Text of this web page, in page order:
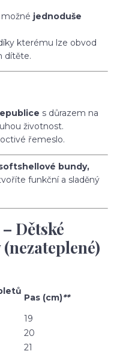
jednoduše
kterému lze obvod
dítěte.
s důrazem na
životnost.
řemeslo.
bundy,
funkční a sladěný
Dětské
Pas (cm)**
19
20
21